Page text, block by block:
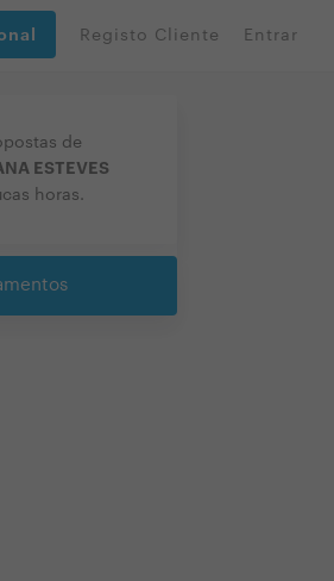
Registo Cliente Entrar
de
ESTEVES
horas.